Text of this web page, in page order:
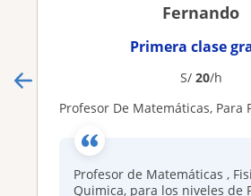
Fernando
Primera clase
S/ 20/h
Profesor De Matemáticas, Para Primaria,
Profesor de Matemáticas ,
Quimica, para los niveles de